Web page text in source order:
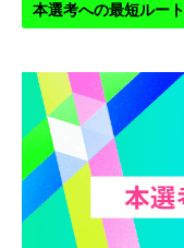
総合職領域
本選考への最短ルート